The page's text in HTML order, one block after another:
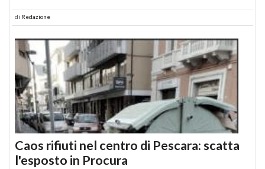
di Redazione
Caos rifiuti nel centro di Pescara: scatta
l'esposto in Procura